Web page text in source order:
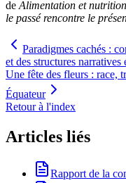
de Alimentation et
le passé rencontre le
Paradigmes cachés :
et des structures narratives
Une fête des fleurs : race,
Équateur
Retour à l'index
Articles liés
Rapport de la